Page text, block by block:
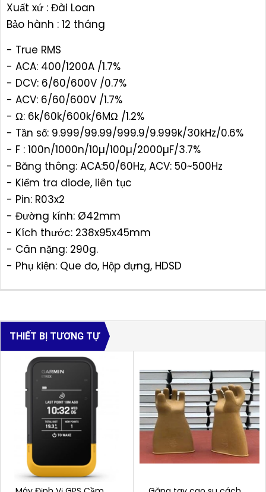
Xuất xứ : Đài Loan
Bảo hành : 12 tháng
- True RMS
- ACA: 400/1200A /1.7%
- DCV: 6/60/600V /0.7%
- ACV: 6/60/600V /1.7%
- Ω: 6k/60k/600k/6MΩ /1.2%
- Tần số: 9.999/99.99/999.9/9.999k/30kHz/0.6%
- F : 100n/1000n/10µ/100µ/2000µF/3.7%
- Băng thông: ACA:50/60Hz, ACV: 50~500Hz
- Kiểm tra diode, liên tục
- Pin: R03x2
- Đường kính: Ø42mm
- Kích thước: 238x95x45mm
- Cân nặng: 290g.
- Phụ kiện: Que đo, Hộp đựng, HDSD
THIẾT BỊ TƯƠNG TỰ